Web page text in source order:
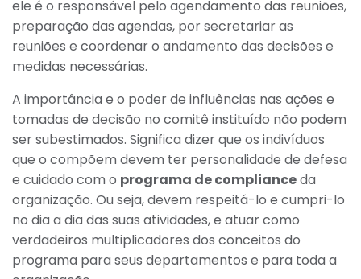
ele é o responsável pelo agendamento das reuniões,
preparação das agendas, por secretariar as
reuniões e coordenar o andamento das decisões e
medidas necessárias.
A importância e o poder de influências nas ações e
tomadas de decisão no comitê instituído não podem
ser subestimados. Significa dizer que os indivíduos
que o compõem devem ter personalidade de defesa
e cuidado com o programa de complianceda
organização. Ou seja, devem respeitá-lo e cumpri-lo
no dia a dia das suas atividades, e atuar como
verdadeiros multiplicadores dos conceitos do
programa para seus departamentos e para toda a